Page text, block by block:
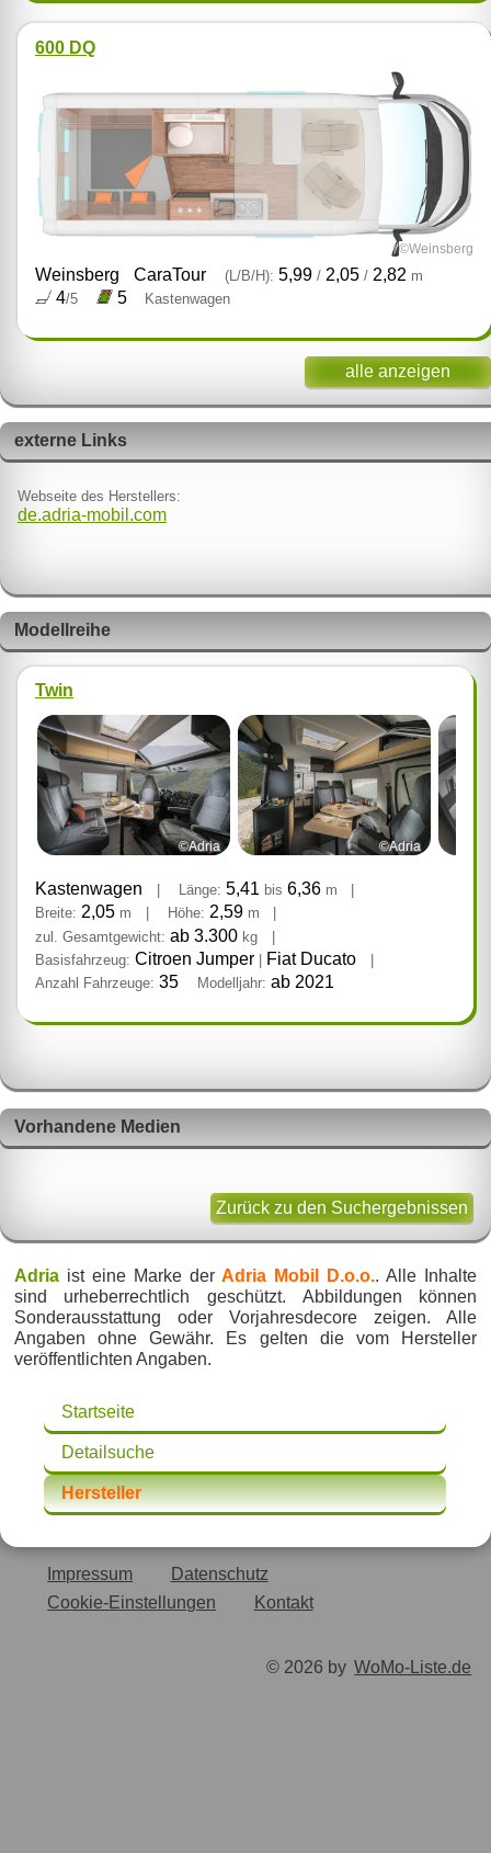
600 DQ
©Weinsberg
Weinsberg CaraTour (L/B/H): 5,99 /2,05 /2,82 m
4/5 5 Kastenwagen
alle anzeigen
externe Links
Webseite des Herstellers:
de.adria-mobil.com
Modellreihe
Twin
©Adria ©Adria
Kastenwagen Länge: 5,41 bis 6,36 m
Breite: 2,05 m Höhe: 2,59 m
zul. Gesamtgewicht: ab 3.300 kg
|
Basisfahrzeug: Citroen Jumper Fiat Ducato
Anzahl Fahrzeuge: 35 Modelljahr: ab 2021
Vorhandene Medien
Zurück zu den Suchergebnissen
Adriaist eine Marke derAdria Mobil D.o.o.. Alle Inhalte
sind urheberrechtlich geschützt. Abbildungen können
Sonderausstattung oder Vorjahresdecore zeigen. Alle
Angaben ohne Gewähr. Es gelten die vom Hersteller
veröffentlichten Angaben.
Startseite
Detailsuche
Hersteller
Impressum
Datenschutz
Cookie-Einstellungen
Kontakt
© 2026 by WoMo-Liste.de